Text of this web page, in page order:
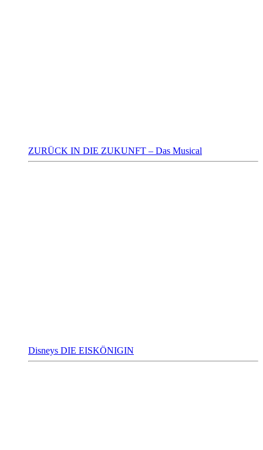
ZURÜCK IN DIE ZUKUNFT – Das Musical
Disneys DIE EISKÖNIGIN